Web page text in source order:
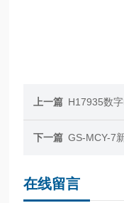
上一篇 H17935数
下一篇 GS-MCY-7
在线留言